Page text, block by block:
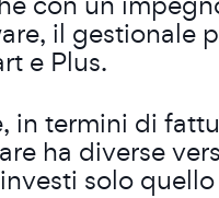
il gestionale
e Plus.
in termini di
ha diverse
solo